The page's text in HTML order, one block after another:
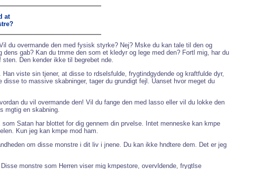
at
du overmande den med fysisk styrke? Nej? Mske du kan tale til den og
gab? Kan du tmme den som et kledyr og lege med den? Fortl mig, har du
Den kender ikke til begrebet nde.
viste sin tjener, at disse to rdselsfulde, frygtindgydende og kraftfulde dyr,
to massive skabninger, tager du grundigt fejl. Uanset hvor meget du
du vil overmande den! Vil du fange den med lasso eller vil du lokke den
mgtig en skabning.
Satan har blottet for dig gennem din prvelse. Intet menneske kan kmpe
Kun jeg kan kmpe mod ham.
om disse monstre i dit liv i jnene. Du kan ikke hndtere dem. Det er jeg
monstre som Herren viser mig kmpestore, overvldende, frygtlse